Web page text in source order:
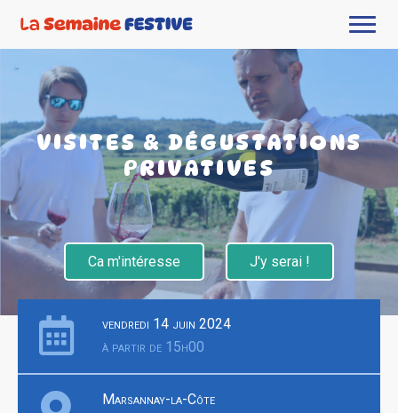
VISITES & DÉGUSTATIONS
PRIVATIVES
Ca m'intéresse J'y serai !
vendredi 14 juin 2024
à partir de 15h00
Marsannay-la-Côte